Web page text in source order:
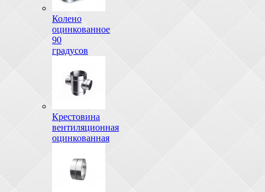
Колено
оцинкованное
90
градусов
Крестовина
вентиляционная
оцинкованная